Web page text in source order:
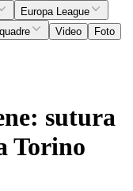
Europa League
Video
Foto
sutura
Torino